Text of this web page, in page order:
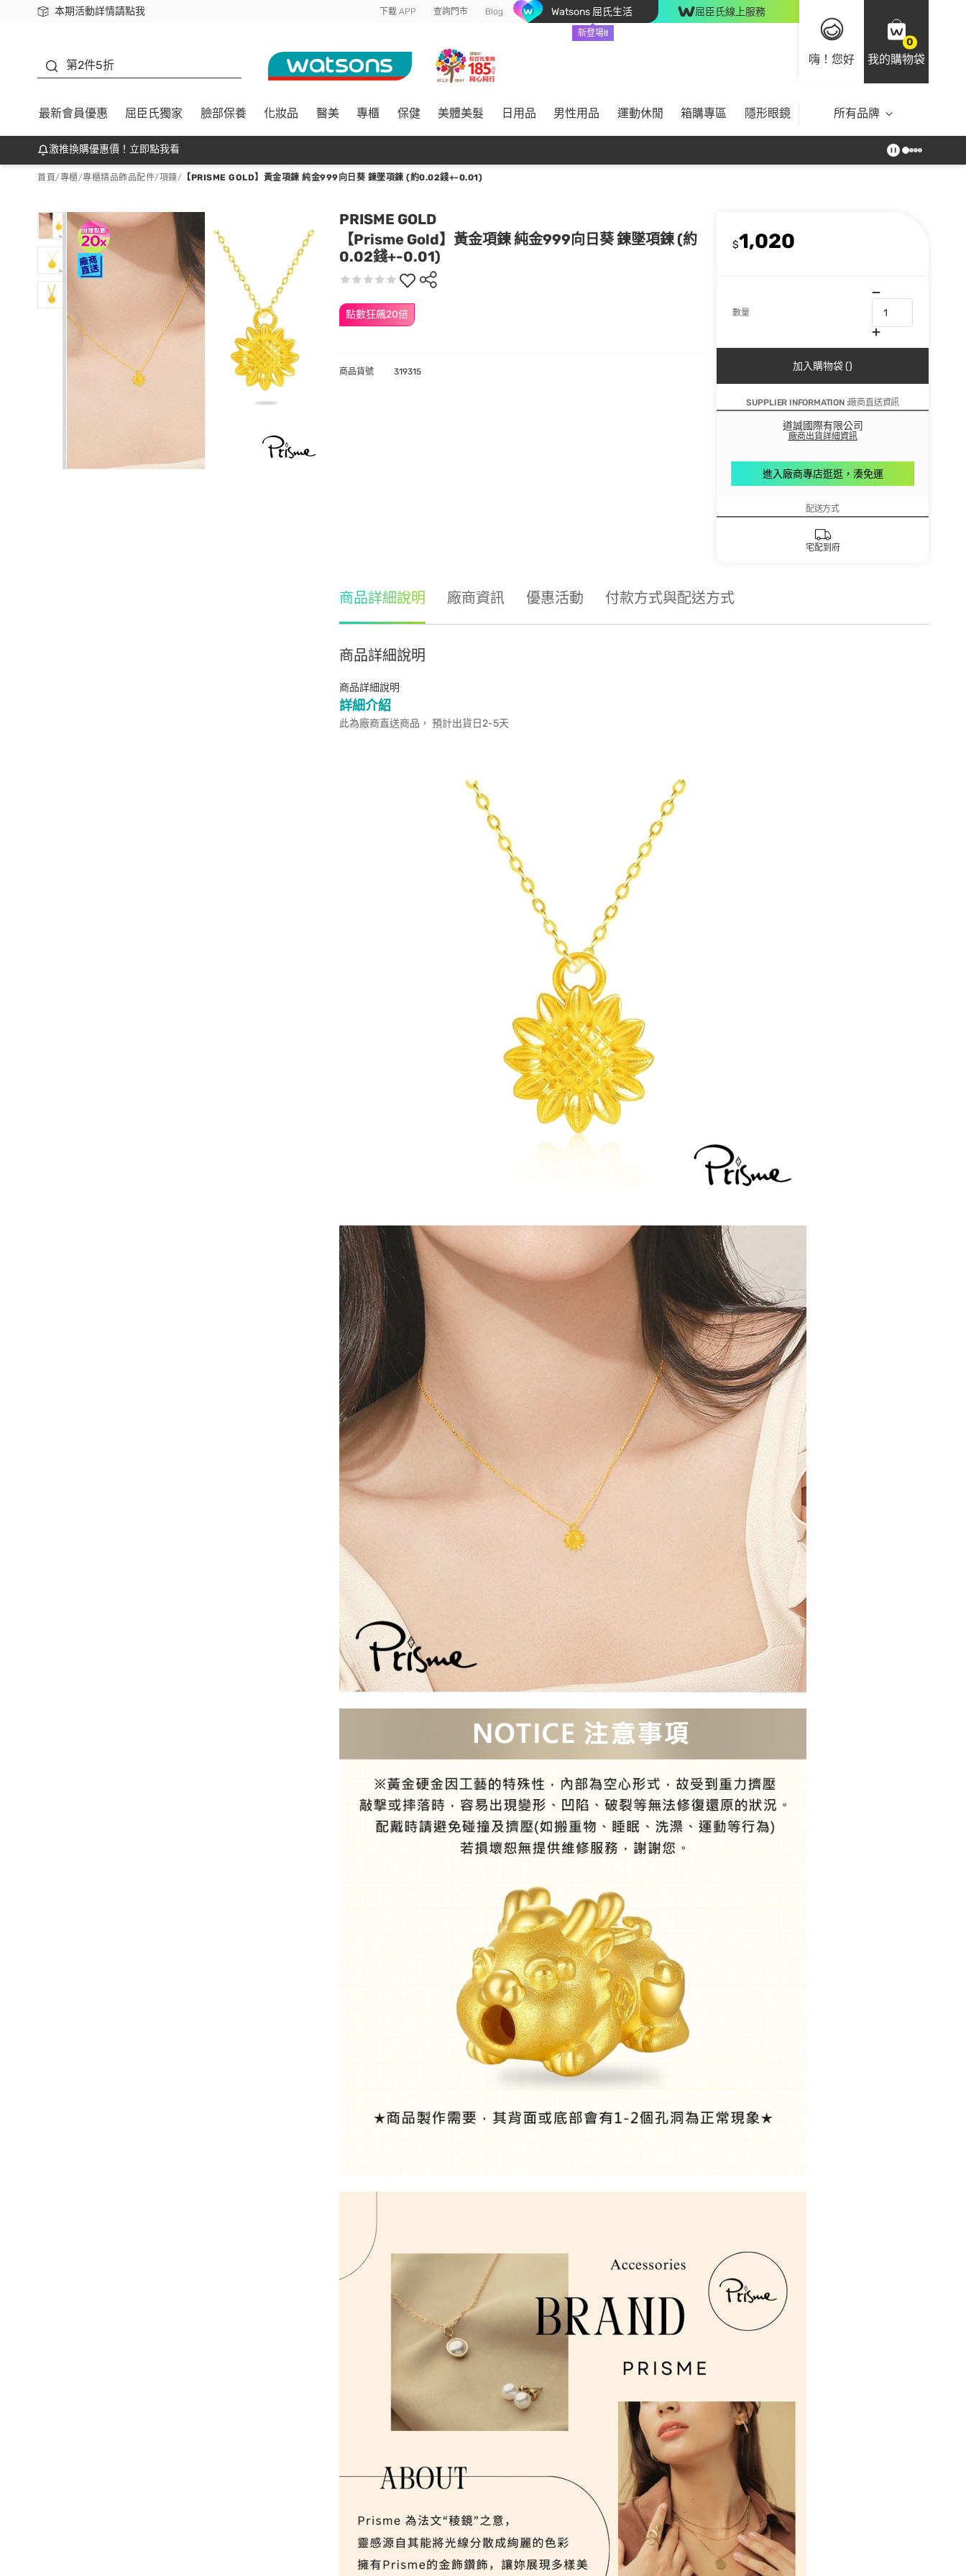
本期活動詳情請點我
下載app最高回饋$350 下載 APP 查詢門市 Blog Watsons 屈氏生活
新登場!!
屈臣氏線上服務
嗨！您好
0
我的購物袋
第2件5折
最新會員優惠 屈臣氏獨家 臉部保養 化妝品 醫美 專櫃 保健 美體美髮 日用品 男性用品 運動休閒 箱購專區 隱形眼鏡 所有品牌
激推換購優惠價！立即點我看
首頁/專櫃/專櫃精品飾品配件/項鍊/ 【PRISME GOLD】黃金項鍊 純金999向日葵 鍊墜項鍊 (約0.02錢+-0.01)
PRISME GOLD
【Prisme Gold】黃金項鍊 純金999向日葵 鍊墜項鍊 (約
0.02錢+-0.01)
點數狂飆20倍
$1,020
數量
加入購物袋 ()
SUPPLIER INFORMATION :廠商直送資訊
道誠國際有限公司
廠商出貨詳細資訊
進入廠商專店逛逛，湊免運
配送方式
宅配到府
商品貨號 319315
商品詳細說明 廠商資訊 優惠活動 付款方式與配送方式
商品詳細說明
商品詳細說明
詳細介紹
此為廠商直送商品， 預計出貨日2-5天